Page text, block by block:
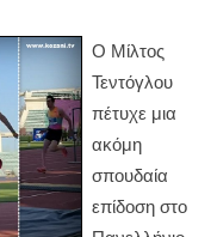
Ο Μίλτος
Τεντόγλου
πέτυχε μια
ακόμη
σπουδαία
επίδοση στο